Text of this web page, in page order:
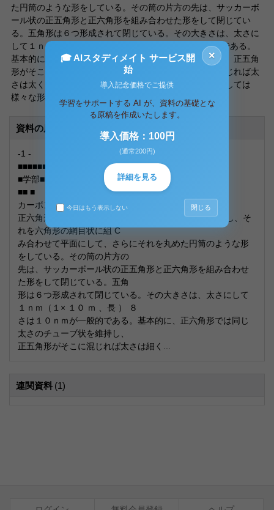
た円筒のような形をしている。その筒の片方の先は、サッカーボ
ール状の正五角形と正六角形を組み合わせた形をして閉じてい
る。五角形は６つ形成されて閉じている。その大きさは、太さに
して１ｎｍ（１×１０８ｍ）、長さは１０ｎｍが一般的である。
基本的に、正六角形では同じ太さのチューブ状を維持し、正五角
形がそこに混じれば太さは細くなり、正七角形以上が混じれば太
さは太くなる。ゆえにカーボンナノチューブの構造に関しては
様々な形を持ちうる。
資料の原本内容
-1 -
■■■■■■■■■■■出題レポート
■学部■■■■■■■学科 学籍■■■■■ 名列■■
■■ ■
カーボンナノチューブの構造について
正六角形の頂点に点素原子 （カーボン、炭素）を配置し、そ
れを六角形の網目状に組 C
み合わせて平面にして、さらにそれを丸めた円筒のような形
をしている。その筒の片方の
先は、サッカーボール状の正五角形と正六角形を組み合わせ
た形をして閉じている。五角
形は６つ形成されて閉じている。その大きさは、太さにして
１ｎｍ（１× １０ ｍ 、長 ） ８
さは１０ｎｍが一般的である。基本的に、正六角形では同じ
太さのチューブ状を維持し、
正五角形がそこに混じれば太さは細く...
連関資料 (1)
×
🎓 AIスタディメイト サービス開
始
導入記念価格でご提供
学習をサポートする AI が、資料の基礎とな
る原稿を作成いたします。
導入価格：100円
(通常200円)
詳細を見る
今日はもう表示しない 閉じる